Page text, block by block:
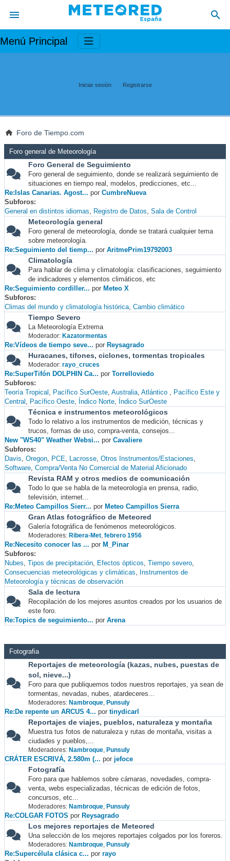
Menú Principal
Iniciar sesión Registrarse
Foro de Tiempo.com
Foro general de Meteorología
Foro General de Seguimiento
Foro general de seguimiento, donde se realizará seguimiento de
situaciones en tiempo real, modelos, predicciones, etc...
Re:Islas Canarias. Agost... por CumbreNueva
Subforos
General en distintos idiomas
Registro de Datos Sala de Control
Meteorología general
Foro general de meteorología, donde se tratará cualquier tema
sobre meteorología.
Re:Seguimiento del tiemp... por AritmePrim19792003
Climatología
Para hablar de clima y climatología: clasificaciones, seguimiento
de indicadores y elementos climáticos, etc
Re:Seguimiento cordiller... por Meteo X
Subforos
Climas del mundo y climatología histórica Cambio climático
Tiempo Severo
La Meteorología Extrema
Moderador: Kazatormentas
Re:Vídeos de tiempo seve... por Reysagrado
Huracanes, tifones, ciclones, tormentas tropicales
Moderador: rayo_cruces
Re:SuperTifón DOLPHIN Ca... por Torrelloviedo
Subforos
Teoría Tropical
Pacífico SurOeste Australia Atlántico
Pacífico Este y
Central
Pacífico Oeste Índico Norte Índico SurOeste
Técnica e instrumentos meteorológicos
Todo lo relativo a los instrumentos de medición, técnicas y
trucos, formas de uso, compra-venta, consejos...
New "WS40" Weather Websi... por Cavaliere
Subforos
Davis Oregon PCE Lacrosse Otros Instrumentos/Estaciones
Software Compra/Venta No Comercial de Material Aficionado
Revista RAM y otros medios de comunicación
Todo lo que se habla de la meteorología en prensa, radio,
televisión, internet...
Re:Meteo Campillos Sierr... por Meteo Campillos Sierra
Gran Atlas fotográfico de Meteored
Galería fotográfica de fenómenos meteorológicos.
Moderadores: Ribera-Met, febrero 1956
Re:Necesito conocer las ... por M_Pinar
Subforos
Nubes Tipos de precipitación Efectos ópticos Tiempo severo
Consecuencias meteorológicas y climáticas
Instrumentos de
Meteorología y técnicas de observación
Sala de lectura
Recopilación de los mejores asuntos creados por los usuarios de
este foro.
Re:Topics de seguimiento... por Arena
Fotografia
Reportajes de meteorología (kazas, nubes, puestas de
sol, nieve...)
Foro para que publiquemos todos nuestros reportajes, ya sean de
tormentas, nevadas, nubes, atardeceres...
Moderadores: Nambroque, Punsuly
Re:De repente un ARCUS 4... por tinydicarl
Reportajes de viajes, pueblos, naturaleza y montaña
Muestra tus fotos de naturaleza y rutas de montaña, visitas a
ciudades y pueblos,...
Moderadores: Nambroque, Punsuly
CRÁTER ESCRIVÁ, 2.580m (... por jefoce
Fotografía
Foro para que hablemos sobre cámaras, novedades, compra-
venta, webs especializadas, técnicas de edición de fotos,
concursos, etc...
Moderadores: Nambroque, Punsuly
Re:COLGAR FOTOS por Reysagrado
Los mejores reportajes de Meteored
Una selección de los mejores reportajes colgados por los foreros.
Moderadores: Nambroque, Punsuly
Re:Supercélula clásica c... por rayo